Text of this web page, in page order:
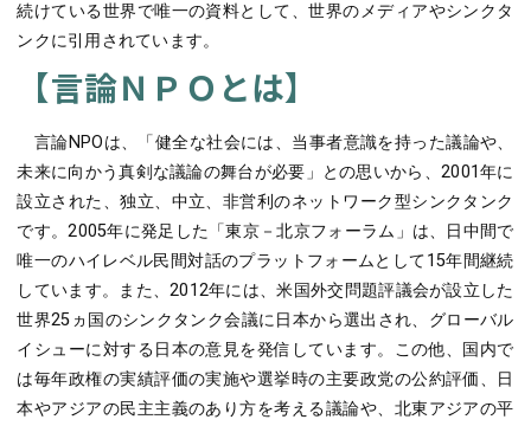
続けている世界で唯一の資料として、世界のメディアやシンクタ
ンクに引用されています。
【言論ＮＰＯとは】
言論NPOは、「健全な社会には、当事者意識を持った議論や、
未来に向かう真剣な議論の舞台が必要」との思いから、2001年に
設立された、独立、中立、非営利のネットワーク型シンクタンク
です。2005年に発足した「東京－北京フォーラム」は、日中間で
唯一のハイレベル民間対話のプラットフォームとして15年間継続
しています。また、2012年には、米国外交問題評議会が設立した
世界25ヵ国のシンクタンク会議に日本から選出され、グローバル
イシューに対する日本の意見を発信しています。この他、国内で
は毎年政権の実績評価の実施や選挙時の主要政党の公約評価、日
本やアジアの民主主義のあり方を考える議論や、北東アジアの平